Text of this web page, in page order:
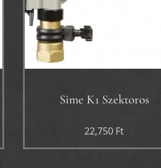
Sime K1 Szektoros
22,750 Ft